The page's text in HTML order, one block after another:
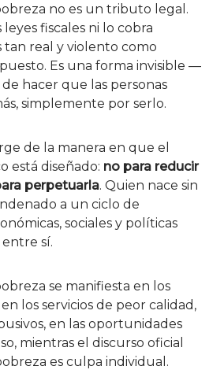
no es un tributo legal.
fiscales ni lo cobra
tan real y violento como
Es una forma invisible —
hacer que las personas
simplemente por serlo.
de la manera en que el
está diseñado: no para reducir
perpetuarla. Quien nace sin
a un ciclo de
sociales y políticas
sí.
se manifiesta en los
los servicios de peor calidad,
en las oportunidades
mientras el discurso oficial
es culpa individual.